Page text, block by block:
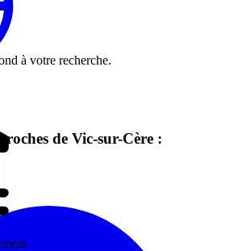
à votre recherche.
de Vic-sur-Cère :